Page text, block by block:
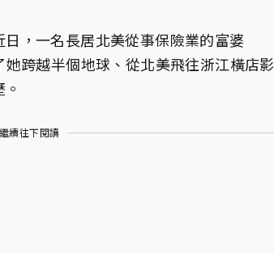
，一名長居北美從事保險業的富婆
跨越半個地球、從北美飛往浙江橫店影
續往下閱讀